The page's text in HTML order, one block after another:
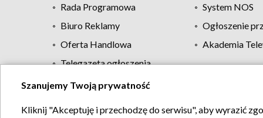
Rada Programowa
System NOS
Biuro Reklamy
Ogłoszenie
Oferta Handlowa
Akademia
Telegazeta ogłoszenia
Regulamin TVP
Szanujemy Twoją prywatność
Kliknij "Akceptuję i przechodzę do serwisu", aby wyrazić